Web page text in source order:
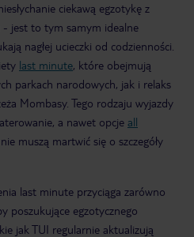
ciekawą egzotykę z
- jest to tym samym idealne
nagłej ucieczki od codzienności.
last minute, które obejmują
parkach narodowych, jak i relaks
Mombasy. Tego rodzaju wyjazdy
a nawet opcje all
muszą martwić się o szczegóły
last minute przyciąga zarówno
poszukujące egzotycznego
jak TUI regularnie aktualizują